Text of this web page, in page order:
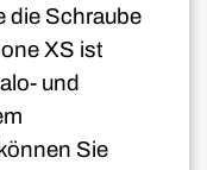
die Schraube
XS ist
und
Sie